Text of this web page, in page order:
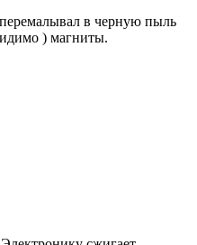
в черную пыль
) магниты.